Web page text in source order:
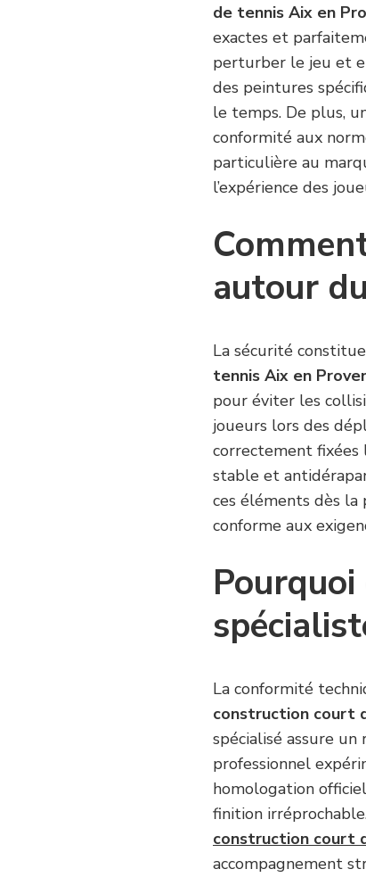
de tennis Aix en
exactes et
perturber le jeu et
des peintures
le temps. De plus,
conformité aux
particulière au
l’expérience des
autour
La sécurité
tennis Aix en
pour éviter les
joueurs lors des
correctement fixées
stable et
ces éléments dès
conforme aux
La conformité
construction court
spécialisé assure
professionnel
homologation
finition
construction court
accompagnement